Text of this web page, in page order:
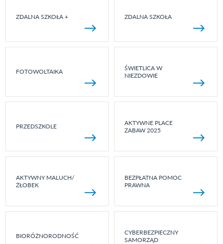
ZDALNA SZKOŁA + ZDALNA SZKOŁA
FOTOWOLTAIKA
ŚWIETLICA W
NIEZDOWIE
PRZEDSZKOLE
AKTYWNE PLACE
ZABAW 2025
AKTYWNY MALUCH/
ŻŁOBEK
BEZPŁATNA POMOC
PRAWNA
BIORÓŻNORODNOŚĆ
CYBERBEZPIECZNY
SAMORZĄD